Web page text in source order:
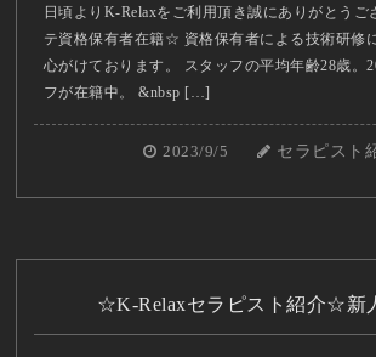
日頃よりK-Relaxをご利用頂き誠にありがとう
テ資格保有者在籍☆ 資格保有者による技術研修
心がけております。 スタッフの平均年齢28歳。
フが在籍中。 &nbsp […]
2023/9/5 セラピスト
☆K-Relaxセラピスト紹介☆新